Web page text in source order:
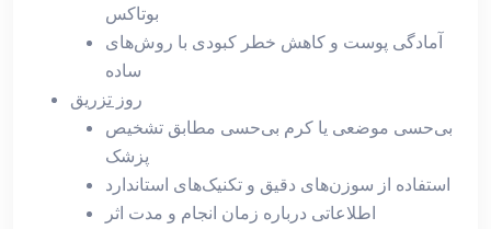
بوتاکس
آمادگی پوست و کاهش خطر کبودی با روش‌های
ساده
روز تزریق
بی‌حسی موضعی یا کرم بی‌حسی مطابق تشخیص
پزشک
استفاده از سوزن‌های دقیق و تکنیک‌های استاندارد
اطلاعاتی درباره زمان انجام و مدت اثر